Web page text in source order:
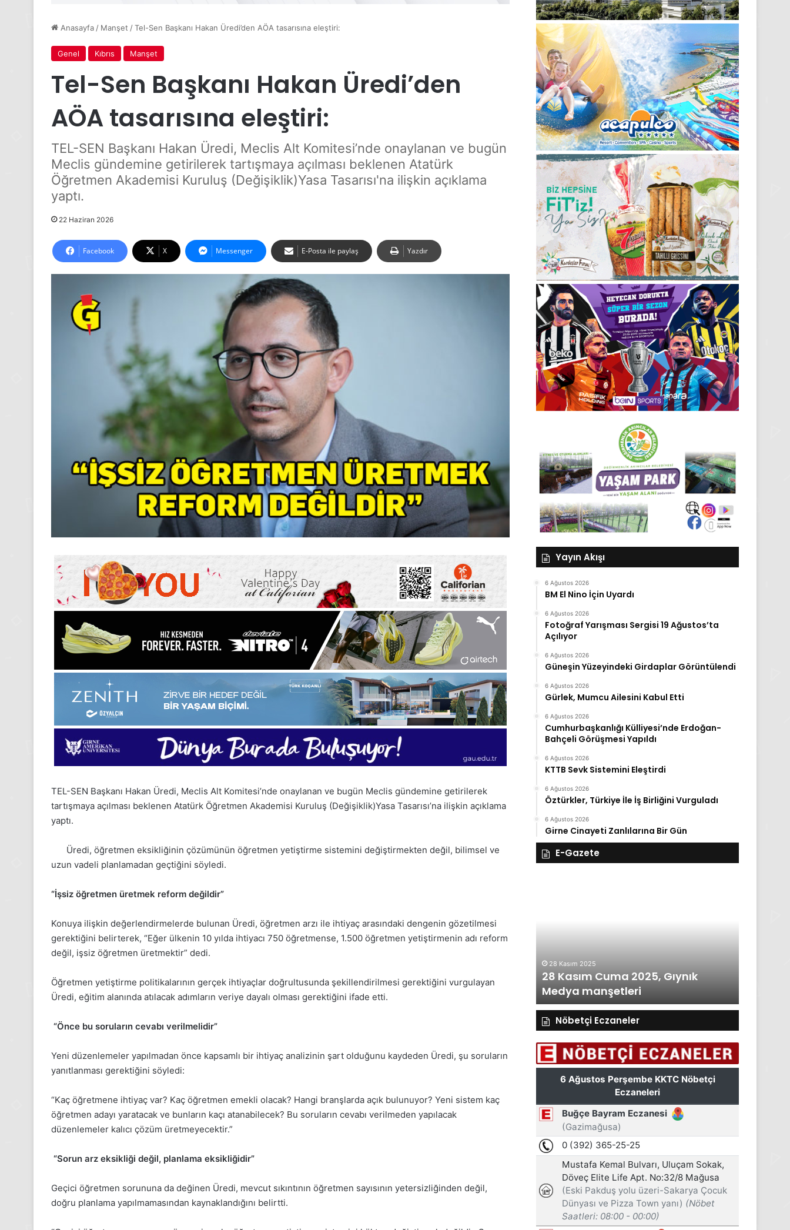
Anasayfa / Manşet /Tel-Sen Başkanı Hakan Üredi’den AÖA tasarısına eleştiri:
Genel Kıbrıs Manşet
Tel-Sen Başkanı Hakan Üredi’den
AÖA tasarısına eleştiri:
TEL-SEN Başkanı Hakan Üredi, Meclis Alt Komitesi’nde onaylanan ve bugün
Meclis gündemine getirilerek tartışmaya açılması beklenen Atatürk
Öğretmen Akademisi Kuruluş (Değişiklik)Yasa Tasarısı'na ilişkin açıklama
yaptı.
22 Haziran 2026
Facebook X Messenger E-Posta ile paylaş Yazdır
TEL-SEN Başkanı Hakan Üredi, Meclis Alt Komitesi’nde onaylanan ve bugün Meclis gündemine getirilerek
tartışmaya açılması beklenen Atatürk Öğretmen Akademisi Kuruluş (Değişiklik)Yasa Tasarısı’na ilişkin açıklama
yaptı.
Üredi, öğretmen eksikliğinin çözümünün öğretmen yetiştirme sistemini değiştirmekten değil, bilimsel ve
uzun vadeli planlamadan geçtiğini söyledi.
“İşsiz öğretmen üretmek reform değildir”
Konuya ilişkin değerlendirmelerde bulunan Üredi, öğretmen arzı ile ihtiyaç arasındaki dengenin gözetilmesi
gerektiğini belirterek, “Eğer ülkenin 10 yılda ihtiyacı 750 öğretmense, 1.500 öğretmen yetiştirmenin adı reform
değil, işsiz öğretmen üretmektir” dedi.
Öğretmen yetiştirme politikalarının gerçek ihtiyaçlar doğrultusunda şekillendirilmesi gerektiğini vurgulayan
Üredi, eğitim alanında atılacak adımların veriye dayalı olması gerektiğini ifade etti.
“Önce bu soruların cevabı verilmelidir”
Yeni düzenlemeler yapılmadan önce kapsamlı bir ihtiyaç analizinin şart olduğunu kaydeden Üredi, şu soruların
yanıtlanması gerektiğini söyledi:
“Kaç öğretmene ihtiyaç var? Kaç öğretmen emekli olacak? Hangi branşlarda açık bulunuyor? Yeni sistem kaç
öğretmen adayı yaratacak ve bunların kaçı atanabilecek? Bu soruların cevabı verilmeden yapılacak
düzenlemeler kalıcı çözüm üretmeyecektir.”
“Sorun arz eksikliği değil, planlama eksikliğidir”
Geçici öğretmen sorununa da değinen Üredi, mevcut sıkıntının öğretmen sayısının yetersizliğinden değil,
doğru planlama yapılmamasından kaynaklandığını belirtti.
Yayın Akışı
6 Ağustos 2026
BM El Nino İçin Uyardı
6 Ağustos 2026
Fotoğraf Yarışması Sergisi 19 Ağustos’ta
Açılıyor
6 Ağustos 2026
Güneşin Yüzeyindeki Girdaplar Görüntülendi
6 Ağustos 2026
Gürlek, Mumcu Ailesini Kabul Etti
6 Ağustos 2026
Cumhurbaşkanlığı Külliyesi’nde Erdoğan-
Bahçeli Görüşmesi Yapıldı
6 Ağustos 2026
KTTB Sevk Sistemini Eleştirdi
6 Ağustos 2026
Öztürkler, Türkiye İle İş Birliğini Vurguladı
6 Ağustos 2026
Girne Cinayeti Zanlılarına Bir Gün
E-Gazete
Kasım
Gıynık
Medya
manşetleri
24 Kasım Pazartesi 2025, Gıynık
Medya manşetleri
Gıynık
Medya
1 Aralık Pazartesi 2025, Gıynık
Medya manşetleri
28 Kasım 2025
28 Kasım Cuma 2025, Gıynık
Medya manşetleri
Nöbetçi Eczaneler